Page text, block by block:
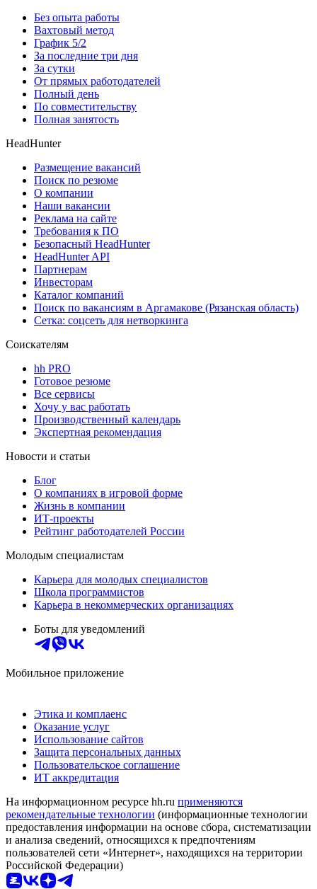
Без опыта работы
Вахтовый метод
График 5/2
За последние три дня
За сутки
От прямых работодателей
Полный день
По совместительству
Полная занятость
HeadHunter
Размещение вакансий
Поиск по резюме
О компании
Наши вакансии
Реклама на сайте
Требования к ПО
Безопасный HeadHunter
HeadHunter API
Партнерам
Инвесторам
Каталог компаний
Поиск по вакансиям в Аргамакове (Рязанская область)
Сетка: соцсеть для нетворкинга
Соискателям
hh PRO
Готовое резюме
Все сервисы
Хочу у вас работать
Производственный календарь
Экспертная рекомендация
Новости и статьи
Блог
О компаниях в игровой форме
Жизнь в компании
ИТ-проекты
Рейтинг работодателей России
Молодым специалистам
Карьера для молодых специалистов
Школа программистов
Карьера в некоммерческих организациях
Боты для уведомлений
Мобильное приложение
Этика и комплаенс
Оказание услуг
Использование сайтов
Защита персональных данных
Пользовательское соглашение
ИТ аккредитация
На информационном ресурсе hh.ru применяются
рекомендательные технологии (информационные технологии
предоставления информации на основе сбора, систематизации
и анализа сведений, относящихся к предпочтениям
пользователей сети «Интернет», находящихся на территории
Российской Федерации)